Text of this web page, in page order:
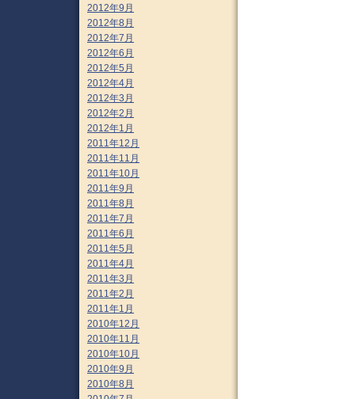
2012年9月
2012年8月
2012年7月
2012年6月
2012年5月
2012年4月
2012年3月
2012年2月
2012年1月
2011年12月
2011年11月
2011年10月
2011年9月
2011年8月
2011年7月
2011年6月
2011年5月
2011年4月
2011年3月
2011年2月
2011年1月
2010年12月
2010年11月
2010年10月
2010年9月
2010年8月